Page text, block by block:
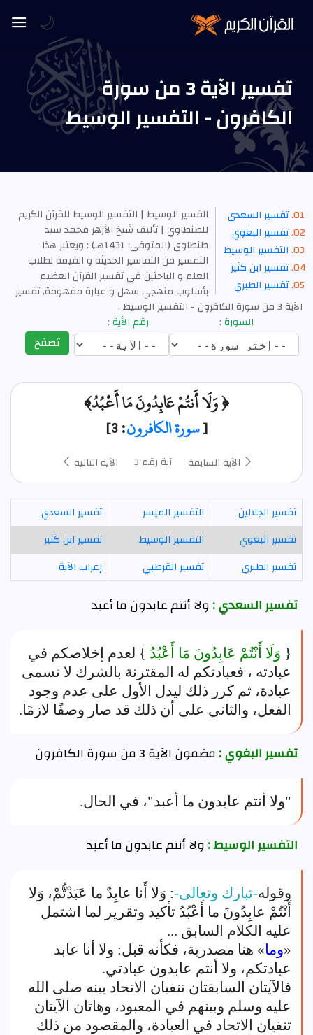
تفسير الآية 3 من سورة
الكافرون - التفسير الوسيط
تفسير السعدي
تفسير البغوي
التفسير الوسيط
تفسير ابن كثير
تفسير الطبري
الفسير الوسيط | التفسير الوسيط للقرآن الكريم
للطنطاوي | تأليف شيخ الأزهر محمد سيد
طنطاوي (المتوفى: 1431هـ) : ويعتبر هذا
التفسير من التفاسير الحديثة و القيمة لطلاب
العلم و الباحثين في تفسير القرآن العظيم
بأسلوب منهجي سهل و عبارة مفهومة, تفسير
الآية 3 من سورة الكافرون - التفسير الوسيط .
السورة :
رقم الأية :
تصفح
﴿ وَلَا أَنتُمْ عَابِدُونَ مَا أَعْبُدُ﴾
[سورة الكافرون: 3]
الآية السابقة آية رقم 3 الآية التالية
تفسير الجلالين التفسير الميسر
تفسير السعدي
تفسير البغوي
التفسير الوسيط
تفسير ابن كثير
تفسير الطبري
تفسير القرطبي إعراب الآية
تفسير السعدي :ولا أنتم عابدون ما أعبد
{ وَلَا أَنْتُمْ عَابِدُونَ مَا أَعْبُدُ } لعدم إخلاصكم في
عبادته ، فعبادتكم له المقترنة بالشرك لا تسمى
عبادة، ثم كرر ذلك ليدل الأول على عدم وجود
الفعل، والثاني على أن ذلك قد صار وصفًا لازمًا.
تفسير البغوي :مضمون الآية 3 من سورة الكافرون
"ولا أنتم عابدون ما أعبد"، في الحال.
التفسير الوسيط :ولا أنتم عابدون ما أعبد
وقوله-تبارك وتعالى-: وَلا أَنا عابِدٌ ما عَبَدْتُّمْ، وَلا
أَنْتُمْ عابِدُونَ ما أَعْبُدُ تأكيد وتقرير لما اشتمل
عليه الكلام السابق ...
«وما» هنا مصدرية، فكأنه قبل: ولا أنا عابد
عبادتكم، ولا أنتم عابدون عبادتي.
فالآيتان السابقتان تنفيان الاتحاد بينه صلى الله
عليه وسلم وبينهم في المعبود، وهاتان الآيتان
تنفيان الاتحاد في العبادة، والمقصود من ذلك
🌙